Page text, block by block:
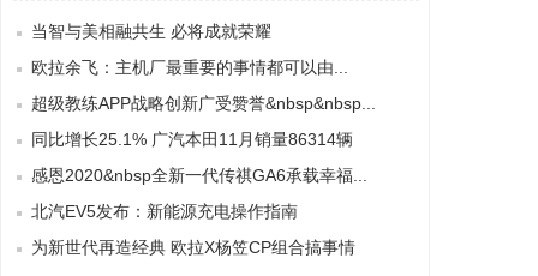
当智与美相融共生 必将成就荣耀
欧拉余飞：主机厂最重要的事情都可以由...
超级教练APP战略创新广受赞誉&nbsp&nbsp...
同比增长25.1% 广汽本田11月销量86314辆
感恩2020&nbsp全新一代传祺GA6承载幸福...
北汽EV5发布：新能源充电操作指南
为新世代再造经典 欧拉X杨笠CP组合搞事情